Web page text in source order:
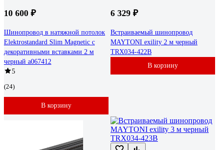
10 600 ₽
Шинопровод в натяжной потолок
Elektrostandard Slim Magnetic с
декоративными вставками 2 м
черный a067412
5
(24)
В корзину
6 329 ₽
Встраиваемый шинопровод
MAYTONI exility 2 м черный
TRX034-422B
В корзину